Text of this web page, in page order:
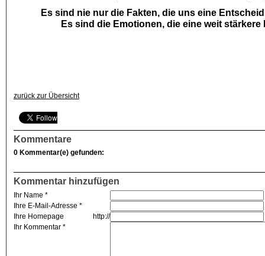
Es sind nie nur die Fakten, die uns eine
Es sind die Emotionen, die eine weit stärkere
zurück zur Übersicht
Kommentare
0 Kommentar(e) gefunden:
Kommentar hinzufügen
Ihr Name *
Ihre E-Mail-Adresse *
Ihre Homepage
http://
Ihr Kommentar *